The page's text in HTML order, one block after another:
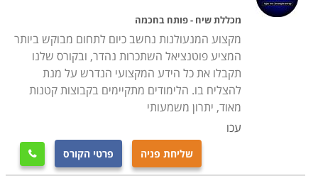
מכללת שיח - פותח בחכמה
מקצוע המנעולנות נחשב כיום לתחום מבוקש ביותר
המציע פוטנציאל השתכרות נהדר, ובקורס שלנו
תקבלו את כל הידע המקצועי הנדרש על מנת
להצליח בו. הלימודים מתקיימים בקבוצות קטנות
מאוד, יתרון משמעותי
עכו
שליחת פניה פרטי הקורס 